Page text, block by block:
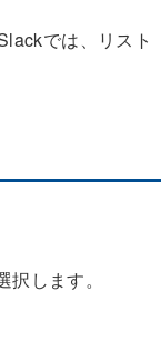
では、リスト
します。